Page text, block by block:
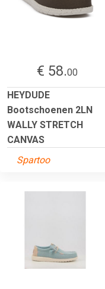
€ 58.00
HEYDUDE
Bootschoenen 2LN
WALLY STRETCH
CANVAS
Spartoo